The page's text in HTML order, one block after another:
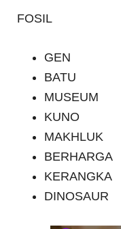
FOSIL
GEN
BATU
MUSEUM
KUNO
MAKHLUK
BERHARGA
KERANGKA
DINOSAUR